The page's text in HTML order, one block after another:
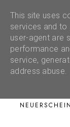
This site uses
services and to
user-agent are
performance
service,
address abuse.